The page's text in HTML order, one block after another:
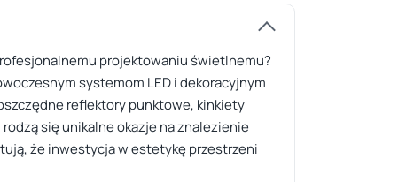
projektowaniu świetlnemu?
systemom LED i dekoracyjnym
reflektory punktowe, kinkiety
się unikalne okazje na znalezienie
że inwestycja w estetykę przestrzeni